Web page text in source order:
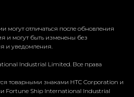
могут отличаться после обновления
и могут быть изменены без
и уведомления.
Industrial Limited. Все права
товарными знаками HTC Corporation и
Fortune Ship International Industrial